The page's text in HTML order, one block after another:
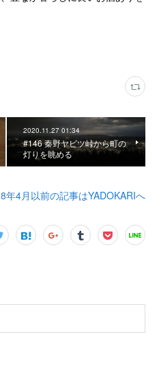
2020.11.27 01:34
#146 秦野ヤビツ峠から町の
灯りを眺める
年4月以前の記事はYADOKARIへ